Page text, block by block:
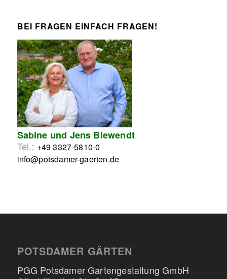
BEI FRAGEN EINFACH FRAGEN!
Sabine und Jens Biewendt
Tel.: +49 3327-5810-0
info@potsdamer-gaerten.de
POTSDAMER GÄRTEN
PGG Potsdamer Gartengestaltung GmbH